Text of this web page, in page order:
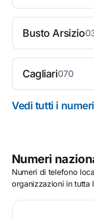
Busto Arsizio
Cagliari070
Vedi tutti i
Numeri
Numeri di telefono
organizzazioni in tutta